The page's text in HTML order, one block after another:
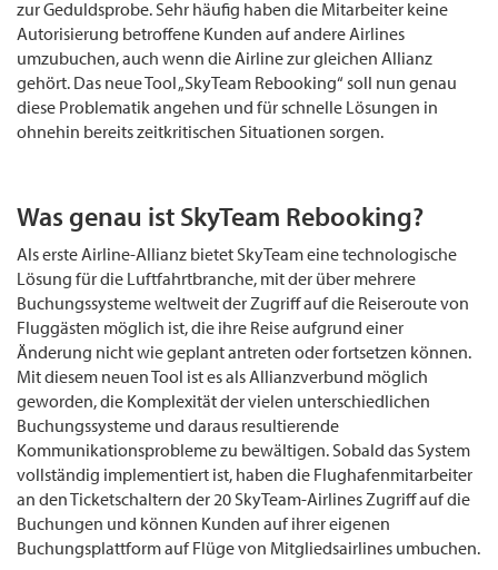
zur Geduldsprobe. Sehr häufig haben die Mitarbeiter keine
Autorisierung betroffene Kunden auf andere Airlines
umzubuchen, auch wenn die Airline zur gleichen Allianz
gehört. Das neue Tool „SkyTeam Rebooking“ soll nun genau
diese Problematik angehen und für schnelle Lösungen in
ohnehin bereits zeitkritischen Situationen sorgen.
Was genau ist SkyTeam Rebooking?
Als erste Airline-Allianz bietet SkyTeam eine technologische
Lösung für die Luftfahrtbranche, mit der über mehrere
Buchungssysteme weltweit der Zugriff auf die Reiseroute von
Fluggästen möglich ist, die ihre Reise aufgrund einer
Änderung nicht wie geplant antreten oder fortsetzen können.
Mit diesem neuen Tool ist es als Allianzverbund möglich
geworden, die Komplexität der vielen unterschiedlichen
Buchungssysteme und daraus resultierende
Kommunikationsprobleme zu bewältigen. Sobald das System
vollständig implementiert ist, haben die Flughafenmitarbeiter
an den Ticketschaltern der 20 SkyTeam-Airlines Zugriff auf die
Buchungen und können Kunden auf ihrer eigenen
Buchungsplattform auf Flüge von Mitgliedsairlines umbuchen.